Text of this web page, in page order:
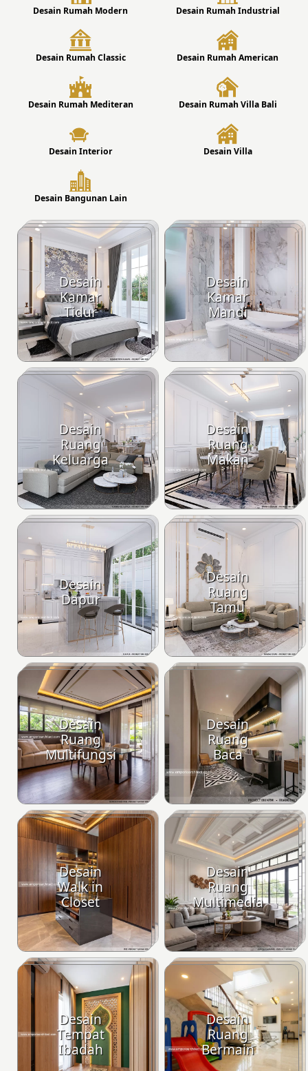
Desain Rumah Modern Desain Rumah Industrial
Desain Rumah Classic Desain Rumah American
Desain Rumah Mediteran Desain Rumah Villa Bali
Desain Interior Desain Villa
Desain Bangunan Lain
Desain
Kamar
Tidur
Desain
Kamar
Mandi
Desain
Ruang
Keluarga
Desain
Ruang
Makan
Desain
Dapur
Desain
Ruang
Tamu
Desain
Ruang
Multifungsi
Desain
Ruang
Baca
Desain
Walk in
Closet
Desain
Ruang
Multimedia
Desain
Tempat
Ibadah
Desain
Ruang
Bermain